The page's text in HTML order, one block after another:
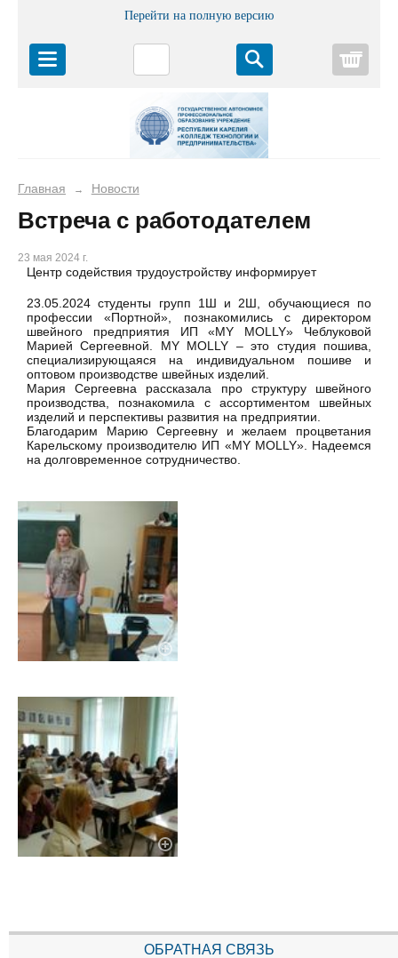
Перейти на полную версию
Главная → Новости
Встреча с работодателем
23 мая 2024 г.
Центр содействия трудоустройству информирует
23.05.2024 студенты групп 1Ш и 2Ш, обучающиеся по
профессии «Портной», познакомились с директором
швейного предприятия ИП «MY MOLLY» Чеблуковой
Марией Сергеевной. MY MOLLY – это студия пошива,
специализирующаяся на индивидуальном пошиве и
оптовом производстве швейных изделий.
Мария Сергеевна рассказала про структуру швейного
производства, познакомила с ассортиментом швейных
изделий и перспективы развития на предприятии.
Благодарим Марию Сергеевну и желаем процветания
Карельскому производителю ИП «MY MOLLY». Надеемся
на долговременное сотрудничество.
ОБРАТНАЯ СВЯЗЬ